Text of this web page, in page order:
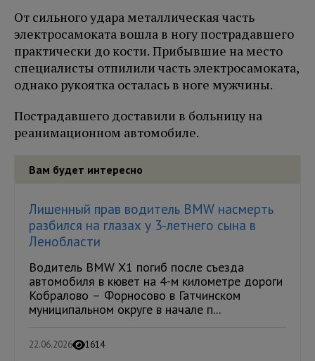
От сильного удара металлическая часть
электросамоката вошла в ногу пострадавшего
практически до кости. Прибывшие на место
специалисты отпилили часть электросамоката,
однако рукоятка осталась в ноге мужчины.
Пострадавшего доставили в больницу на
реанимационном автомобиле.
Вам будет интересно
Лишенный прав водитель BMW насмерть
разбился на глазах у 3-летнего сына в
Ленобласти
Водитель BMW X1 погиб после съезда
автомобиля в кювет на 4-м километре дороги
Кобралово – Форносово в Гатчинском
муниципальном округе в начале п...
22.06.2026 1614